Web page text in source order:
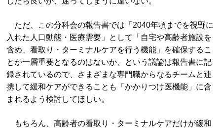
ただ、この分科会の報告書では「2040年頃までを視野に
入れた人口動態・医療需要」として「自宅や高齢者施設を
含め、看取り・ターミナルケアを行う機能」を確保するこ
とが一層重要となるのはないか、という議論は報告書に記
録されているので、さまざまな専門職からなるチームと連
携して緩和ケアができることも「かかりつけ医機能」に含
まれるよう検討してほしい。
もちろん、高齢者の看取り・ターミナルケアだけが緩和